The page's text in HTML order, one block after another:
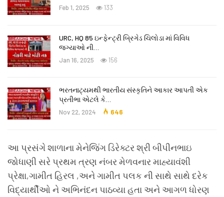
Feb 1, 2025 133
URC, HQ 85 ઇન્ફેન્ટ્રી બ્રિગેડ ચિલોડા માં વિવિધ
જગ્યાઓ ની…
Jan 16, 2025 156
ભરતનાટ્યમથી ભારતીય સંસ્કૃતિને આકાર આપતી એક
પ્રતીભા એટલે કે‌…
Nov 22, 2024 646
આ પ્રસંગે શાળાના મેનેજિંગ ડિરેક્ટર શ્રી બીપીનભાઇ
જોધાણી સરે પ્રથમ ત્રણ નંબર મેળવનાર માહ્યાવંશી
પ્રેક્ષા,ગામીત હિરલ ,અને ગામીત પલક ની સાથે સાથે દરેક
વિદ્યાર્થીઓ ને અભિનંદન પાઠવ્યા હતા અને આગળ ધોરણ